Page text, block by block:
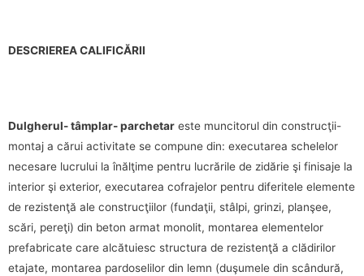
DESCRIEREA CALIFICĂRII
Dulgherul- tâmplar- parchetar este muncitorul din construcţii-
montaj a cărui activitate se compune din: executarea schelelor
necesare lucrului la înălţime pentru lucrările de zidărie şi finisaje la
interior şi exterior, executarea cofrajelor pentru diferitele elemente
de rezistenţă ale construcţiilor (fundaţii, stâlpi, grinzi, planşee,
scări, pereţi) din beton armat monolit, montarea elementelor
prefabricate care alcătuiesc structura de rezistenţă a clădirilor
etajate, montarea pardoselilor din lemn (duşumele din scândură,